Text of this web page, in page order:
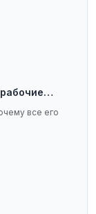
рабочие…
все его